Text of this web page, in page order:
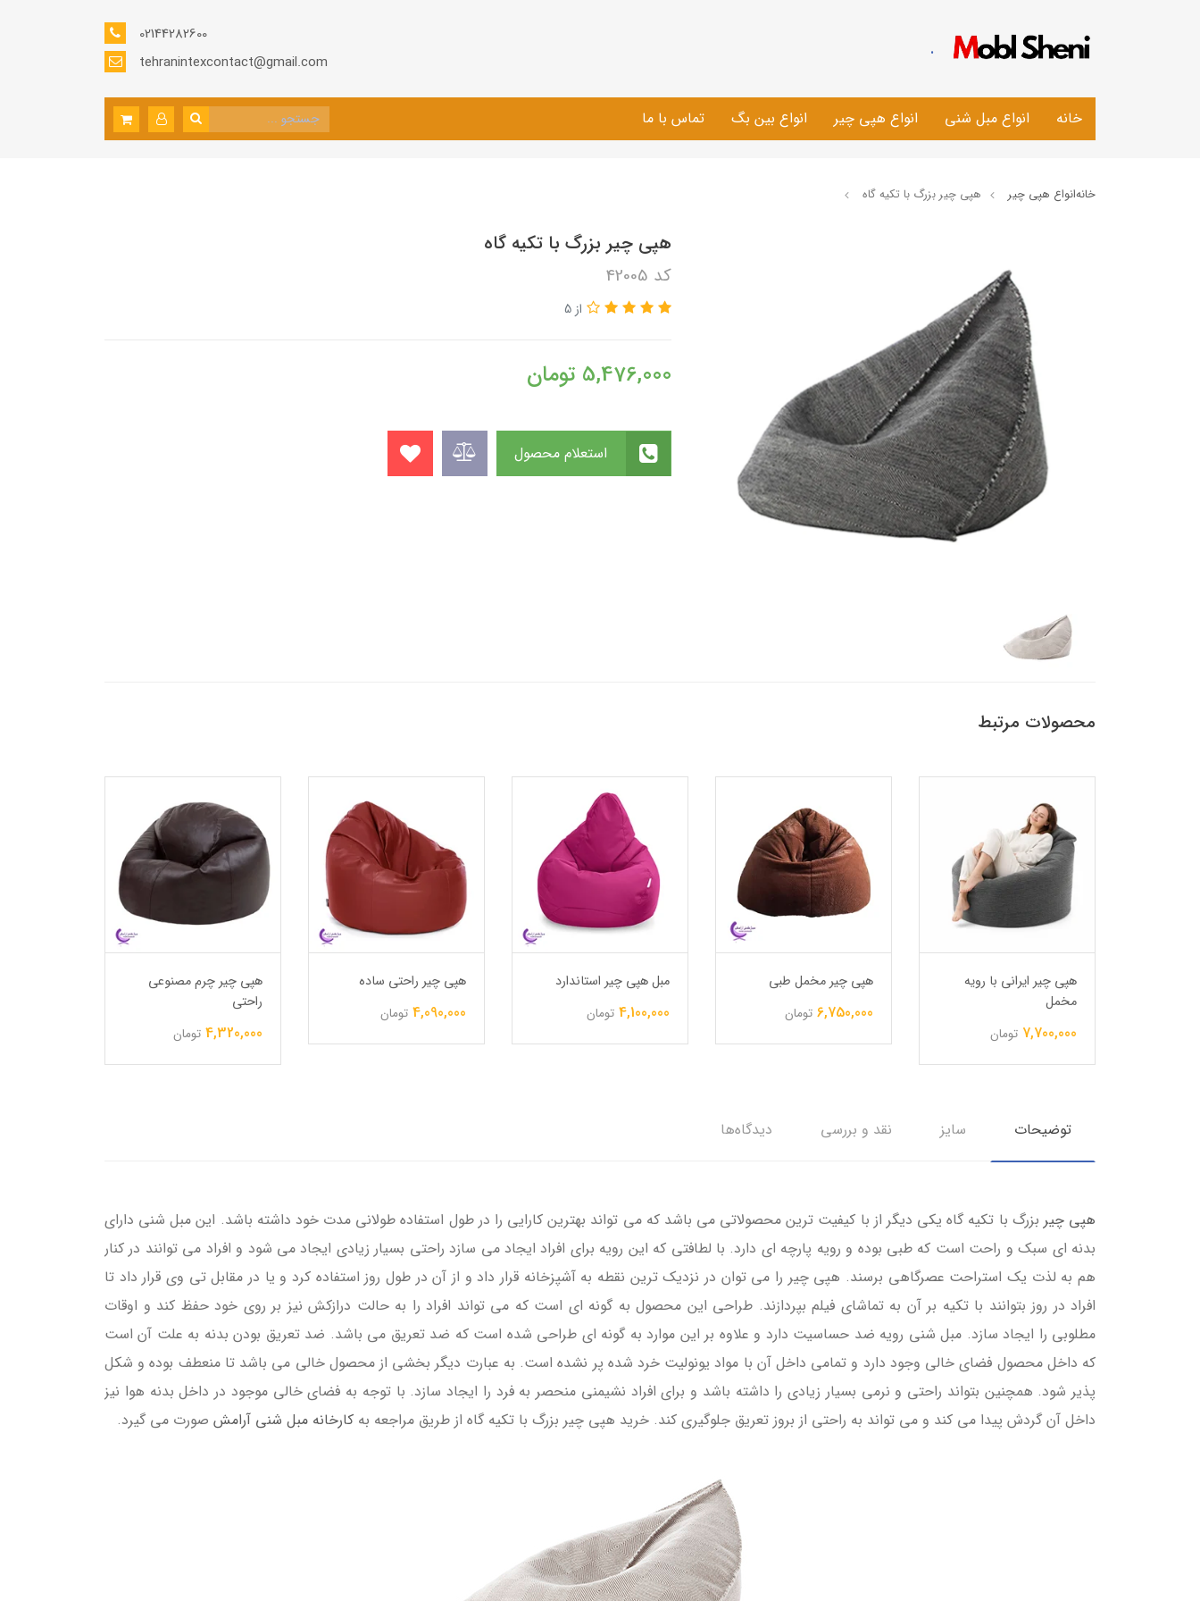
.
02144282600
tehranintexcontact@gmail.com
خانه انواع مبل شنی انواع هپی چیر انواع بین بگ تماس با ما
خانهانواع هپی چیر هپی چیر بزرگ با تکیه گاه
هپی چیر بزرگ با تکیه گاه
کد 42005
از 5
5,476,000 تومان
محصولات مرتبط
هپی چیر ایرانی با رویه
مخمل
7,700,000 تومان
هپی چیر مخمل طبی
6,750,000 تومان
مبل هپی چیر استاندارد
4,100,000 تومان
هپی چیر راحتی ساده
4,090,000 تومان
هپی چیر چرم مصنوعی
راحتی
4,320,000 تومان
توضیحات سایز نقد و بررسی دیدگاه‌ها
هپی چیر بزرگ با تکیه گاه یکی دیگر از با کیفیت ترین محصولاتی می باشد که می تواند بهترین کارایی را در طول استفاده طولانی مدت خود داشته باشد. این مبل شنی دارای
بدنه ای سبک و راحت است که طبی بوده و رویه پارچه ای دارد. با لطافتی که این رویه برای افراد ایجاد می سازد راحتی بسیار زیادی ایجاد می شود و افراد می توانند در کنار
هم به لذت یک استراحت عصرگاهی برسند. هپی چیر را می توان در نزدیک ترین نقطه به آشپزخانه قرار داد و از آن در طول روز استفاده کرد و یا در مقابل تی وی قرار داد تا
افراد در روز بتوانند با تکیه بر آن به تماشای فیلم بپردازند. طراحی این محصول به گونه ای است که می تواند افراد را به حالت درازکش نیز بر روی خود حفظ کند و اوقات
مطلوبی را ایجاد سازد. مبل شنی رویه ضد حساسیت دارد و علاوه بر این موارد به گونه ای طراحی شده است که ضد تعریق می باشد. ضد تعریق بودن بدنه به علت آن است
که داخل محصول فضای خالی وجود دارد و تمامی داخل آن با مواد یونولیت خرد شده پر نشده است. به عبارت دیگر بخشی از محصول خالی می باشد تا منعطف بوده و شکل
پذیر شود. همچنین بتواند راحتی و نرمی بسیار زیادی را داشته باشد و برای افراد نشیمنی منحصر به فرد را ایجاد سازد. با توجه به فضای خالی موجود در داخل بدنه هوا نیز
داخل آن گردش پیدا می کند و می تواند به راحتی از بروز تعریق جلوگیری کند. خرید هپی چیر بزرگ با تکیه گاه از طریق مراجعه به کارخانه مبل شنی آرامش صورت می گیرد.